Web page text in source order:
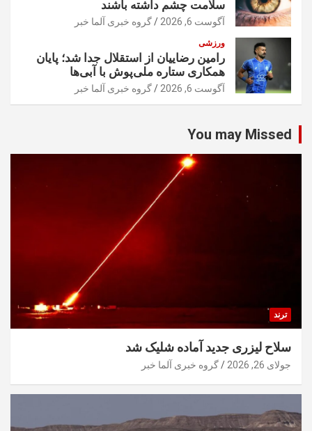
سلامت چشم داشته باشند
آگوست 6, 2026 گروه خبری آلما خبر
ورزشی
رامین رضاییان از استقلال جدا شد؛ پایان
همکاری ستاره ملی‌پوش با آبی‌ها
آگوست 6, 2026 گروه خبری آلما خبر
You may Missed
ترند
سلاح لیزری جدید آماده شلیک شد
جولای 26, 2026 گروه خبری آلما خبر